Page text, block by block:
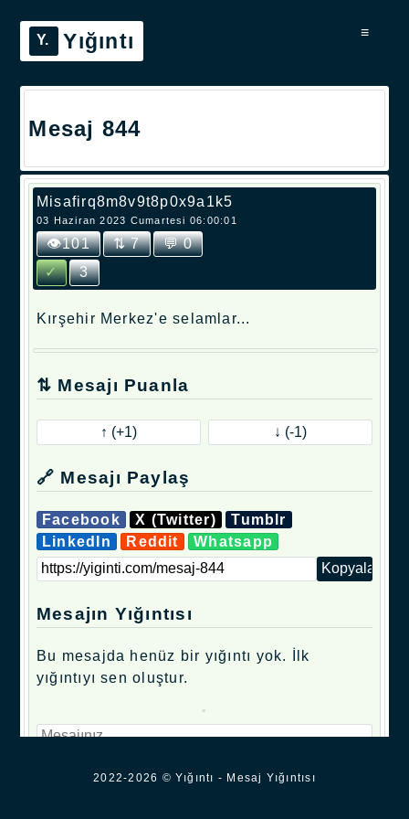
Yığıntı ≡
Mesaj 844
Misafirq8m8v9t8p0x9a1k5
03 Haziran 2023 Cumartesi 06:00:01
👁101 ⇅ 7
💬 0
✓
3
Kırşehir Merkez'e selamlar...
⇅ Mesajı Puanla
🔗 Mesajı Paylaş
Facebook X (Twitter)
Tumblr
LinkedIn
Reddit Whatsapp
Mesajın Yığıntısı
Bu mesajda henüz bir yığıntı yok. İlk
yığıntıyı sen oluştur.
.
2022-2026 © Yığıntı - Mesaj Yığıntısı